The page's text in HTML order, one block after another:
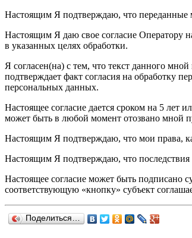
Настоящим Я подтверждаю, что переданные
Настоящим Я даю свое согласие Оператору
в указанных целях обработки.
Я согласен(на) с тем, что текст данного
подтверждает факт согласия на обработку
персональных данных.
Настоящее согласие дается сроком на 5 лет
может быть в любой момент отозвано мной
Настоящим Я подтверждаю, что мои права,
Настоящим Я подтверждаю, что
Настоящее согласие может быть подписано
соответствующую «кнопку» субъект
Поделиться…